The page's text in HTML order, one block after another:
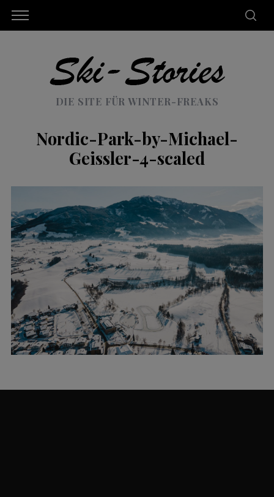
DIE SITE FÜR WINTER-FREAKS
Nordic-Park-by-Michael-
Geissler-4-scaled